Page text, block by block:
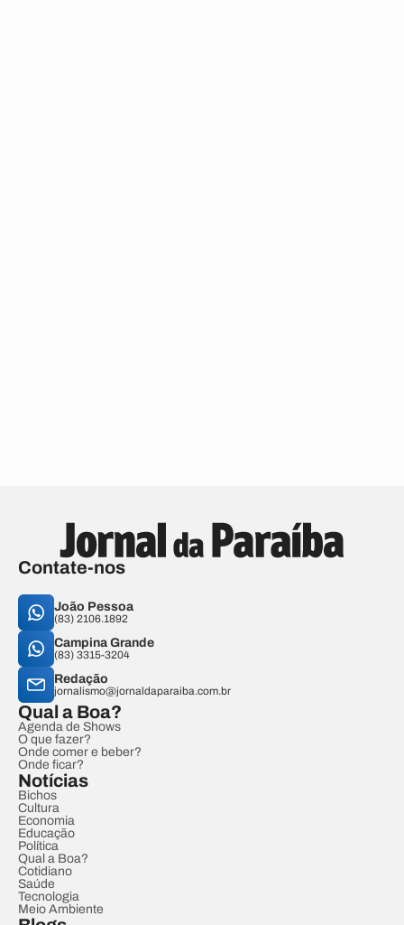
Contate-nos
João Pessoa
(83) 2106.1892
Campina Grande
(83) 3315-3204
Redação
jornalismo@jornaldaparaiba.com.br
Qual a Boa?
Agenda de Shows
O que fazer?
Onde comer e beber?
Onde ficar?
Notícias
Bichos
Cultura
Economia
Educação
Política
Qual a Boa?
Cotidiano
Saúde
Tecnologia
Meio Ambiente